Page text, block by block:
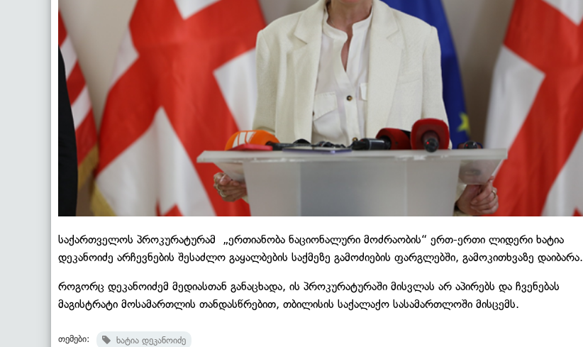
საქართველოს პროკურატურამ „ერთიანობა ნაციონალური მოძრაობის“ ერთ-ერთი ლიდერი ხატია
დეკანოიძე არჩევნების შესაძლო გაყალბების საქმეზე გამოძიების ფარგლებში, გამოკითხვაზე დაიბარა.
როგორც დეკანოიძემ მედიასთან განაცხადა, ის პროკურატურაში მისვლას არ აპირებს და ჩვენებას
მაგისტრატი მოსამართლის თანდასწრებით, თბილისის საქალაქო სასამართლოში მისცემს.
თემები: ხატია დეკანოიძე